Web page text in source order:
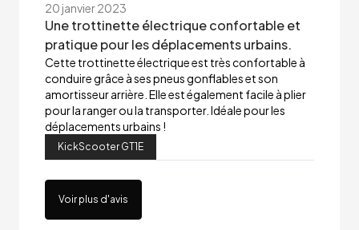
20 janvier 2023
Une trottinette électrique confortable et
pratique pour les déplacements urbains.
Cette trottinette électrique est très confortable à
conduire grâce à ses pneus gonflables et son
amortisseur arrière. Elle est également facile à plier
pour la ranger ou la transporter. Idéale pour les
déplacements urbains !
KickScooter GT1E
Voir plus d'avis